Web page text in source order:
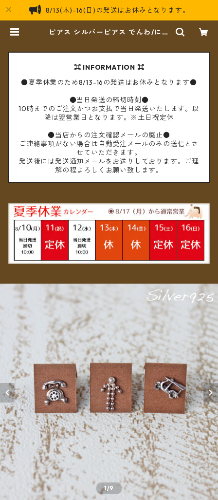
8/13(木)-16(日)の発送はお休みとなります。
ピアス シルバーピアス でんわ/にん
⌘ INFORMATION ⌘
●夏季休業のため8/13-16の発送はお休みとなります●
●当日発送の締切時刻●
10時までのご注文かつお支払で当日発送いたします。以
降は翌営業日となります。※土日祝定休
●当店からの注文確認メールの廃止●
ご連絡事項がない場合は自動受注メールのみの送信とさ
せていただきます。
発送後には発送通知メールをお送りしております。ご理
解の程よろしくお願い致します。
1/9